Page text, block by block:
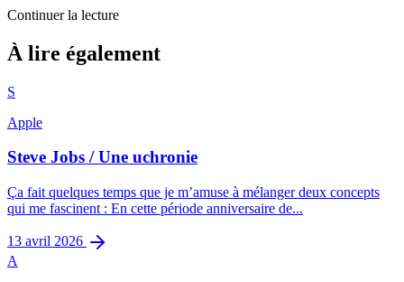
Continuer la lecture
À lire également
S
Apple
Steve Jobs / Une uchronie
Ça fait quelques temps que je m’amuse à mélanger deux concepts
qui me fascinent : En cette période anniversaire de...
13 avril 2026
A